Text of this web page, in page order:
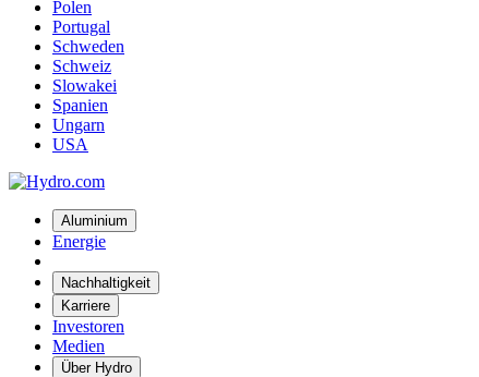
Polen
Portugal
Schweden
Schweiz
Slowakei
Spanien
Ungarn
USA
Aluminium
Energie
Nachhaltigkeit
Karriere
Investoren
Medien
Über Hydro